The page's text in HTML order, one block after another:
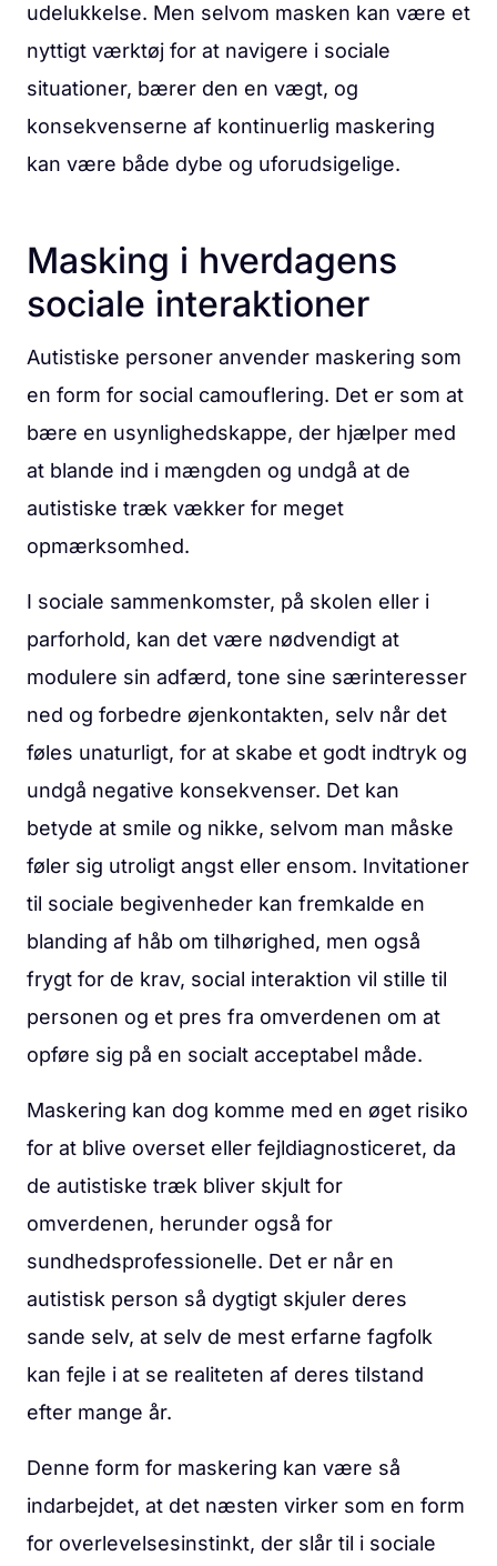
udelukkelse. Men selvom masken kan være et
nyttigt værktøj for at navigere i sociale
situationer, bærer den en vægt, og
konsekvenserne af kontinuerlig maskering
kan være både dybe og uforudsigelige.
Masking i hverdagens
sociale interaktioner
Autistiske personer anvender maskering som
en form for social camouflering. Det er som at
bære en usynlighedskappe, der hjælper med
at blande ind i mængden og undgå at de
autistiske træk vækker for meget
opmærksomhed.
I sociale sammenkomster, på skolen eller i
parforhold, kan det være nødvendigt at
modulere sin adfærd, tone sine særinteresser
ned og forbedre øjenkontakten, selv når det
føles unaturligt, for at skabe et godt indtryk og
undgå negative konsekvenser. Det kan
betyde at smile og nikke, selvom man måske
føler sig utroligt angst eller ensom. Invitationer
til sociale begivenheder kan fremkalde en
blanding af håb om tilhørighed, men også
frygt for de krav, social interaktion vil stille til
personen og et pres fra omverdenen om at
opføre sig på en socialt acceptabel måde.
Maskering kan dog komme med en øget risiko
for at blive overset eller fejldiagnosticeret, da
de autistiske træk bliver skjult for
omverdenen, herunder også for
sundhedsprofessionelle. Det er når en
autistisk person så dygtigt skjuler deres
sande selv, at selv de mest erfarne fagfolk
kan fejle i at se realiteten af deres tilstand
efter mange år.
Denne form for maskering kan være så
indarbejdet, at det næsten virker som en form
for overlevelsesinstinkt, der slår til i sociale